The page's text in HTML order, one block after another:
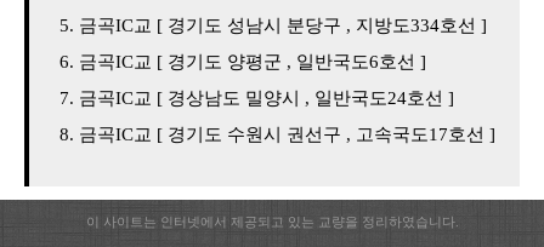
금곡IC교 [ 경기도 성남시 분당구 , 지방도334호선 ]
금곡IC교 [ 경기도 양평군 , 일반국도6호선 ]
금곡IC교 [ 경상남도 밀양시 , 일반국도24호선 ]
금곡IC교 [ 경기도 수원시 권선구 , 고속국도17호선 ]
이 사이트는 인터넷에서 제공되고 있는 교량을 정리하였습니다.